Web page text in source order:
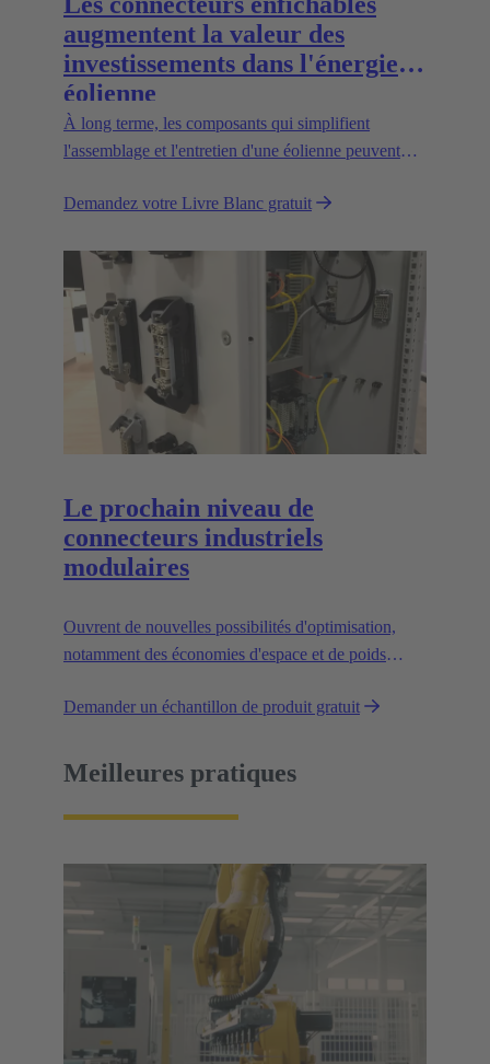
augmentent la valeur des
investissements dans l'énergie
éolienne
À long terme, les composants qui simplifient
l'assemblage et l'entretien d'une éolienne peuvent
Découvrez comment !
Demandez votre Livre Blanc gratuit
Le prochain niveau de
connecteurs industriels
modulaires
Ouvrent de nouvelles possibilités d'optimisation,
notamment des économies d'espace et de poids
CO2.
Demander un échantillon de produit gratuit
Meilleures pratiques